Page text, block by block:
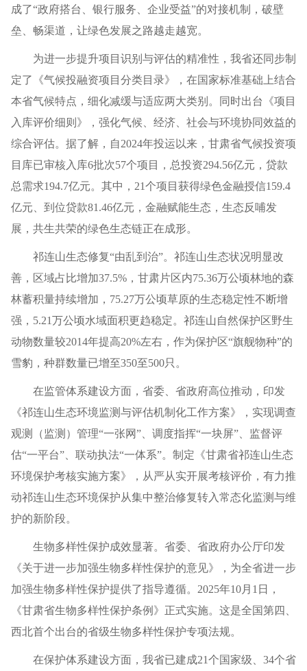
成了“政府搭台、银行服务、企业受益”的对接机制，破壁
垒、畅渠道，让绿色发展之路越走越宽。
为进一步提升项目识别与评估的精准性，我省还同步制
定了《气候投融资项目分类目录》，在国家标准基础上结合
本省气候特点，细化减缓与适应两大类别。同时出台《项目
入库评价细则》，强化气候、经济、社会与环境协同效益的
综合评估。据了解，自2024年投运以来，甘肃省气候投资项
目库已审核入库6批次57个项目，总投资294.56亿元，贷款
总需求194.7亿元。其中，21个项目获得绿色金融授信159.4
亿元、到位贷款81.46亿元，金融赋能生态，生态反哺发
展，共生共荣的绿色生态链正在成形。
祁连山生态修复“由乱到治”。祁连山生态状况明显改
善，区域占比增加37.5%，甘肃片区内75.36万公顷林地的森
林蓄积量持续增加，75.27万公顷草原的生态稳定性不断增
强，5.21万公顷水域面积更趋稳定。祁连山自然保护区野生
动物数量较2014年提高20%左右，作为保护区“旗舰物种”的
雪豹，种群数量已增至350至500只。
在监管体系建设方面，省委、省政府高位推动，印发
《祁连山生态环境监测与评估机制化工作方案》，实现调查
观测（监测）管理“一张网”、调度指挥“一块屏”、监督评
估“一平台”、联动执法“一体系”。制定《甘肃省祁连山生态
环境保护考核实施方案》，从严从实开展考核评价，有力推
动祁连山生态环境保护从集中整治修复转入常态化监测与维
护的新阶段。
生物多样性保护成效显著。省委、省政府办公厅印发
《关于进一步加强生物多样性保护的意见》，为全省进一步
加强生物多样性保护提供了指导遵循。2025年10月1日，
《甘肃省生物多样性保护条例》正式实施。这是全国第四、
西北首个出台的省级生物多样性保护专项法规。
在保护体系建设方面，我省已建成21个国家级、34个省